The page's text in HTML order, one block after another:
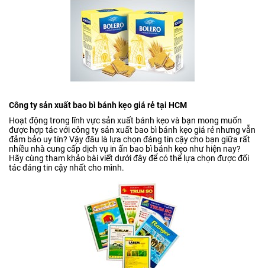
Công ty sản xuất bao bì bánh kẹo giá rẻ tại HCM
Hoạt động trong lĩnh vực sản xuất bánh kẹo và bạn mong muốn
được hợp tác với công ty sản xuất bao bì bánh kẹo giá rẻ nhưng vẫn
đảm bảo uy tín? Vậy đâu là lựa chọn đáng tin cậy cho bạn giữa rất
nhiều nhà cung cấp dịch vụ in ấn bao bì bánh kẹo như hiện nay?
Hãy cùng tham khảo bài viết dưới đây để có thể lựa chọn được đối
tác đáng tin cậy nhất cho mình.